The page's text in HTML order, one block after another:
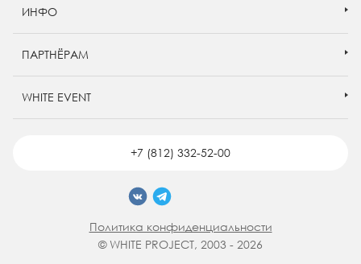
ИНФО
ПАРТНЁРАМ
WHITE EVENT
+7 (812) 332-52-00
Политика конфиденциальности
© WHITE PROJECT, 2003 - 2026